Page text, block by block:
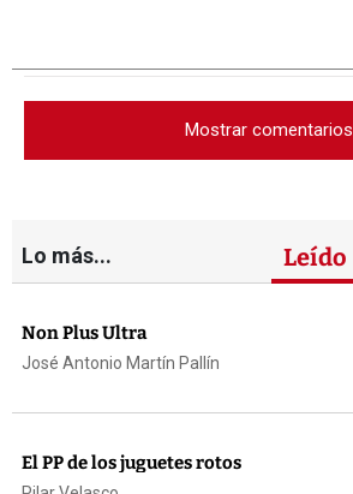
Mostrar comentarios
Lo más... Leído
Non Plus Ultra
José Antonio Martín Pallín
El PP de los juguetes rotos